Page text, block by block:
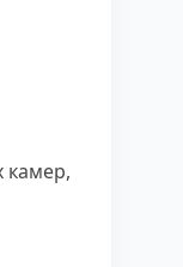
камер,